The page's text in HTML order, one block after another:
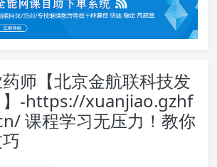
师【北京金航联科技发
】-https://xuanjiao.gzhf
课程学习无压力！教你